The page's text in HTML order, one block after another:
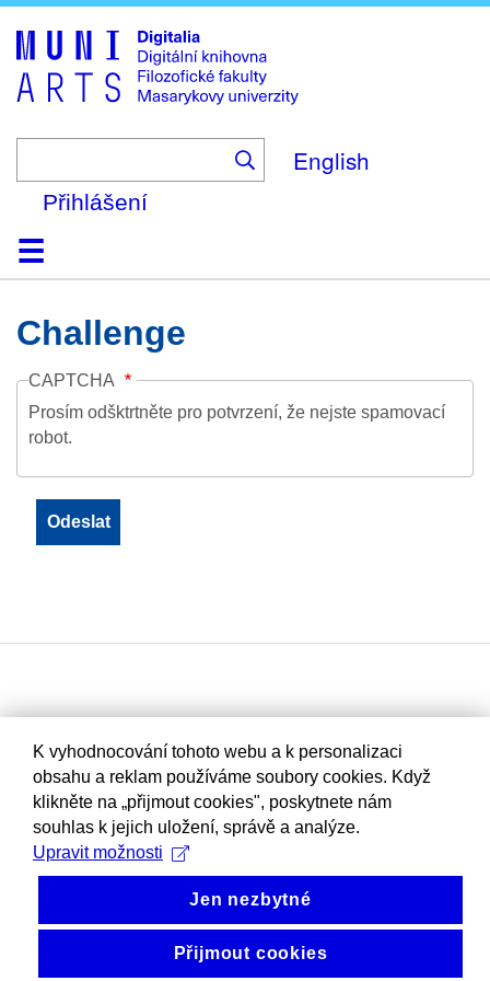
to
main
content
English
Přihlášení
DomůKolekce
Prohlížení
Vyhledávání
O platformě
Nápověda
KontaktDigitalia
Challenge
CAPTCHA
Prosím odšktrtněte pro potvrzení, že nejste spamovací
robot.
K vyhodnocování tohoto webu a k personalizaci
obsahu a reklam používáme soubory cookies. Když
klikněte na „přijmout cookies", poskytnete nám
souhlas k jejich uložení, správě a analýze.
Upravit možnosti
Jen nezbytné
Přijmout cookies